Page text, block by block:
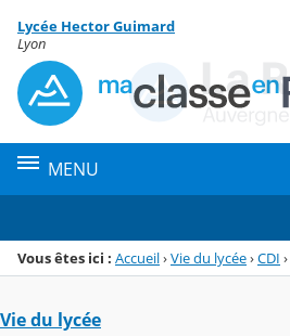
Menu de la rubrique
Contenu
Lycée Hector Guimard
Lyon
MENU
Vous êtes ici : Accueil›Vie du lycée›CDI ›
Vie du lycée